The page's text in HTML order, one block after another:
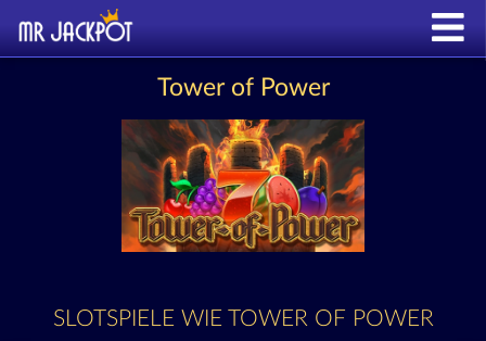
Tower of Power
SLOTSPIELE WIE TOWER OF POWER